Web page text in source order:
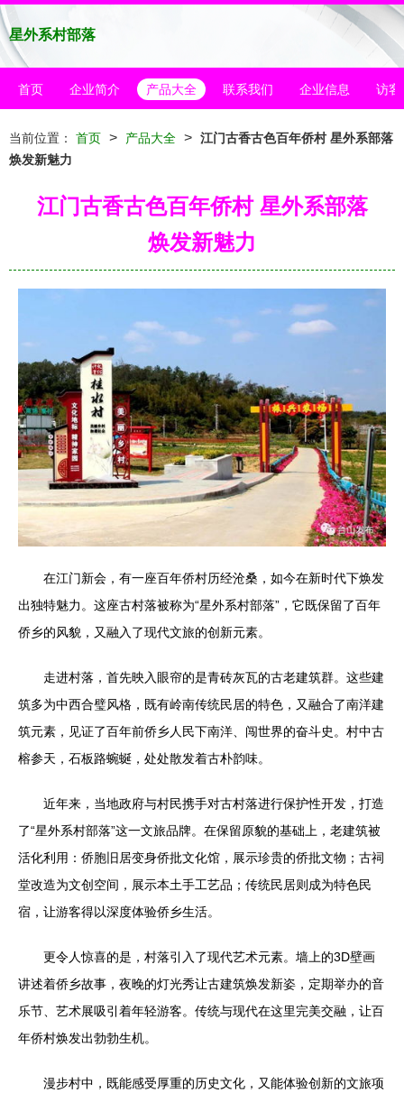
星外系村部落
首页 企业简介 产品大全 联系我们 企业信息 访客
当前位置： 首页 > 产品大全 > 江门古香古色百年侨村 星外系部落
焕发新魅力
江门古香古色百年侨村 星外系部落
焕发新魅力
在江门新会，有一座百年侨村历经沧桑，如今在新时代下焕发
出独特魅力。这座古村落被称为“星外系村部落”，它既保留了百年
侨乡的风貌，又融入了现代文旅的创新元素。
走进村落，首先映入眼帘的是青砖灰瓦的古老建筑群。这些建
筑多为中西合璧风格，既有岭南传统民居的特色，又融合了南洋建
筑元素，见证了百年前侨乡人民下南洋、闯世界的奋斗史。村中古
榕参天，石板路蜿蜒，处处散发着古朴韵味。
近年来，当地政府与村民携手对古村落进行保护性开发，打造
了“星外系村部落”这一文旅品牌。在保留原貌的基础上，老建筑被
活化利用：侨胞旧居变身侨批文化馆，展示珍贵的侨批文物；古祠
堂改造为文创空间，展示本土手工艺品；传统民居则成为特色民
宿，让游客得以深度体验侨乡生活。
更令人惊喜的是，村落引入了现代艺术元素。墙上的3D壁画
讲述着侨乡故事，夜晚的灯光秀让古建筑焕发新姿，定期举办的音
乐节、艺术展吸引着年轻游客。传统与现代在这里完美交融，让百
年侨村焕发出勃勃生机。
漫步村中，既能感受厚重的历史文化，又能体验创新的文旅项